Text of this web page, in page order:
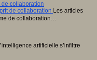
de collaboration
Les articles
de collaboration…
artificielle s’infiltre